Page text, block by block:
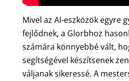
Mivel az AI-eszközök egyre
fejlődnek, a Glorbhoz
számára könnyebbé vált,
segítségével készítsenek
váljanak sikeressé. A